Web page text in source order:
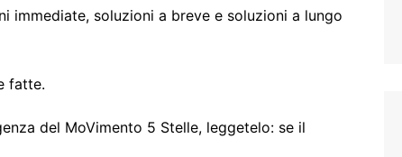
immediate, soluzioni a breve e soluzioni a lungo
fatte.
del MoVimento 5 Stelle, leggetelo: se il